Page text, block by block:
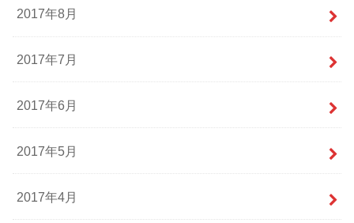
2017年8月
2017年7月
2017年6月
2017年5月
2017年4月